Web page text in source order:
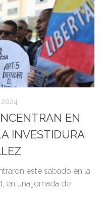
2024
EN
INVESTIDURA
este sábado en la
en una jornada de